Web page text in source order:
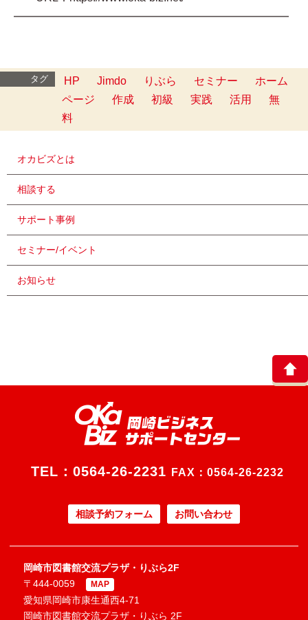
━━━━━━━━━━━━━━━━━━━━━━━━━
タグ HP Jimdo りぶら セミナー
ホーム
ページ
作成 初級 実践 活用
無
料
オカビズとは
相談する
サポート事例
セミナー/イベント
お知らせ
TEL： 0564-26-2231 FAX：0564-26-2232
相談予約フォーム お問い合わせ
岡崎市図書館交流プラザ・りぶら2F
〒444-0059
MAP
愛知県岡崎市康生通西4-71
岡崎市図書館交流プラザ・りぶら 2F